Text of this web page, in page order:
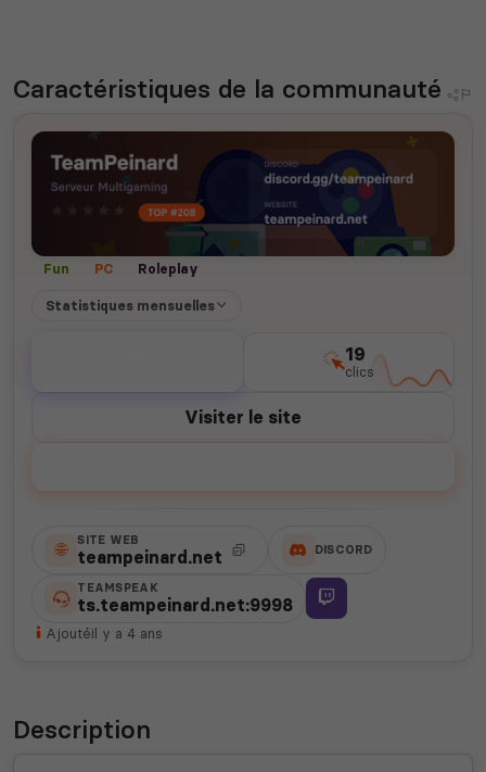
Caractéristiques de la communauté
Fun PC Roleplay
Statistiques mensuelles
19
clics
Visiter le site
SITE WEB
teampeinard.net DISCORD
TEAMSPEAK
ts.teampeinard.net:9998
Ajoutéil y a 4 ans
Description